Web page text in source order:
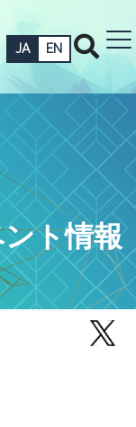
JA EN
ト情報